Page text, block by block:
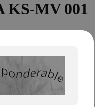
KS-MV 001